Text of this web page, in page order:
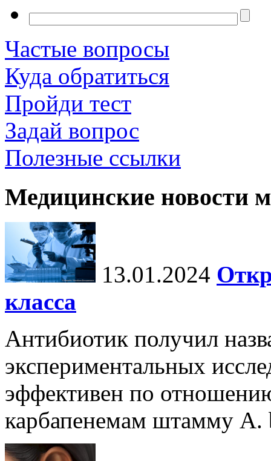
Частые вопросы
Куда обратиться
Пройди тест
Задай вопрос
Полезные ссылки
Медицинские новости
13.01.2024
класса
Антибиотик получил
экспериментальных
эффективен по
карбапенемам штамму